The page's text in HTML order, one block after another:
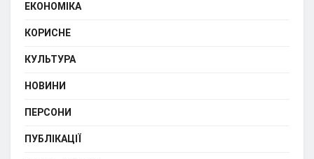
ЕКОНОМІКА
КОРИСНЕ
КУЛЬТУРА
НОВИНИ
ПЕРСОНИ
ПУБЛІКАЦІЇ